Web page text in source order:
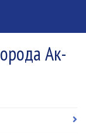
Ак-